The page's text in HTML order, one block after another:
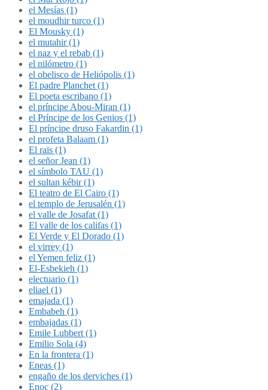
el Mesías (1)
el moudhir turco (1)
El Mousky (1)
el mutahir (1)
el naz y el rebab (1)
el nilómetro (1)
el obelisco de Heliópolis (1)
El padre Planchet (1)
El poeta escribano (1)
el príncipe Abou-Miran (1)
el Príncipe de los Genios (1)
El príncipe druso Fakardin (1)
el profeta Balaam (1)
El raïs (1)
el señor Jean (1)
el símbolo TAU (1)
el sultan kébir (1)
El teatro de El Cairo (1)
el templo de Jerusalén (1)
el valle de Josafat (1)
El valle de los califas (1)
El Verde y El Dorado (1)
el virrey (1)
el Yemen feliz (1)
El-Esbekieh (1)
electuario (1)
eliael (1)
emajada (1)
Embabeh (1)
embajadas (1)
Emile Lubbert (1)
Emilio Sola (4)
En la frontera (1)
Eneas (1)
engaño de los derviches (1)
Enoc (2)